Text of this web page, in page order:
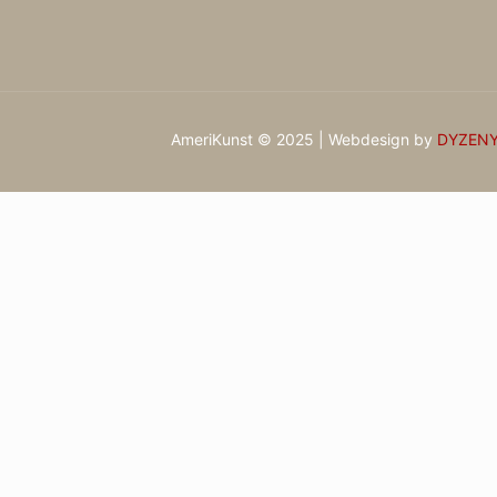
AmeriKunst © 2025 | Webdesign by